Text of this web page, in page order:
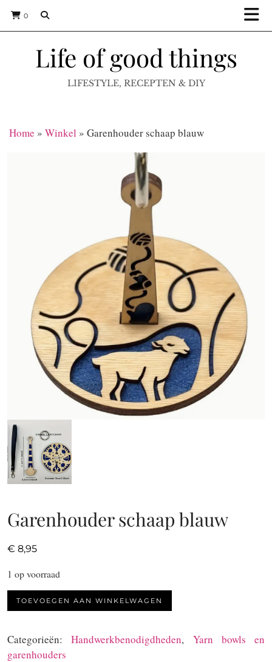
0
Life of good things
LIFESTYLE, RECEPTEN & DIY
Home » Winkel » Garenhouder schaap blauw
Garenhouder schaap blauw
€ 8,95
1 op voorraad
Garenhouder
schaap
aantal
TOEVOEGEN AAN WINKELWAGEN
Categorieën:Handwerkbenodigdheden, Yarn bowls en
garenhouders